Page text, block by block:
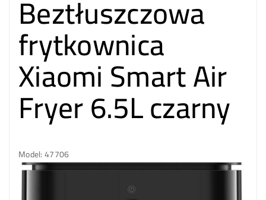
Beztłuszczowa
frytkownica
Xiaomi Smart Air
Fryer 6.5L czarny
Model: 47706